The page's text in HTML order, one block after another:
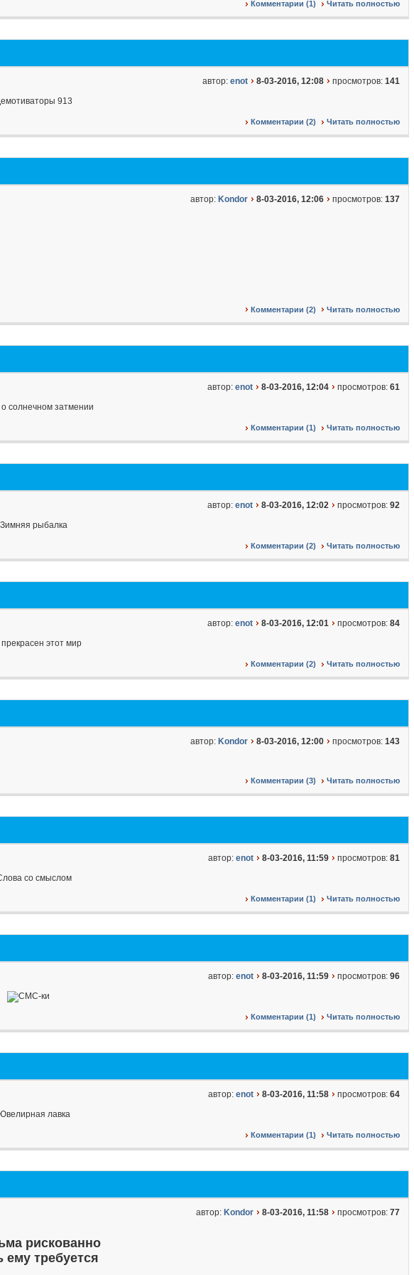
Комментарии (1) Читать полностью
автор: enot 8-03-2016, 12:08 просмотров: 141
Комментарии (2) Читать полностью
автор: Kondor 8-03-2016, 12:06 просмотров: 137
Комментарии (2) Читать полностью
автор: enot 8-03-2016, 12:04 просмотров: 61
Комментарии (1) Читать полностью
автор: enot 8-03-2016, 12:02 просмотров: 92
Комментарии (2) Читать полностью
автор: enot 8-03-2016, 12:01 просмотров: 84
Комментарии (2) Читать полностью
автор: Kondor 8-03-2016, 12:00 просмотров: 143
Комментарии (3) Читать полностью
автор: enot 8-03-2016, 11:59 просмотров: 81
Комментарии (1) Читать полностью
автор: enot 8-03-2016, 11:59 просмотров: 96
Комментарии (1) Читать полностью
автор: enot 8-03-2016, 11:58 просмотров: 64
Комментарии (1) Читать полностью
автор: Kondor 8-03-2016, 11:58 просмотров: 77
рискованно
ему требуется